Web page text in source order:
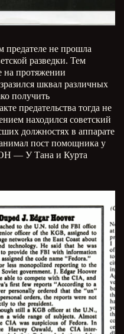
предателе не прошла
разведки. Тем
на протяжении
шквал различных
получить
предательства тогда не
находился советский
должностях в аппарате
пост помощника у
— У Тана и Курта